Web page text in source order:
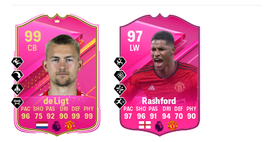
99
CB
de Ligt
96 75 92 90 99 99
97
LW
Rashford
97 96 91 94 70 90